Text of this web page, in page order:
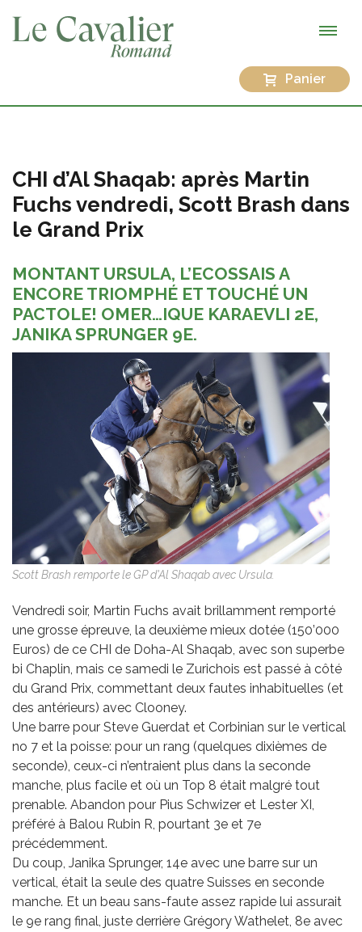
Panier
CHI d’Al Shaqab: après Martin
Fuchs vendredi, Scott Brash dans
le Grand Prix
MONTANT URSULA, L’ECOSSAIS A
ENCORE TRIOMPHÉ ET TOUCHÉ UN
PACTOLE! OMER…IQUE KARAEVLI 2E,
JANIKA SPRUNGER 9E.
Scott Brash remporte le GP d'Al Shaqab avec Ursula.
Vendredi soir, Martin Fuchs avait brillamment remporté
une grosse épreuve, la deuxième mieux dotée (150’000
Euros) de ce CHI de Doha-Al Shaqab, avec son superbe
bi Chaplin, mais ce samedi le Zurichois est passé à côté
du Grand Prix, commettant deux fautes inhabituelles (et
des antérieurs) avec Clooney.
Une barre pour Steve Guerdat et Corbinian sur le vertical
no 7 et la poisse: pour un rang (quelques dixièmes de
seconde), ceux-ci n’entraient plus dans la seconde
manche, plus facile et où un Top 8 était malgré tout
prenable. Abandon pour Pius Schwizer et Lester XI,
préféré à Balou Rubin R, pourtant 3e et 7e
précédemment.
Du coup, Janika Sprunger, 14e avec une barre sur un
vertical, était la seule des quatre Suisses en seconde
manche. Et un beau sans-faute assez rapide lui assurait
le 9e rang final, juste derrière Grégory Wathelet, 8e avec